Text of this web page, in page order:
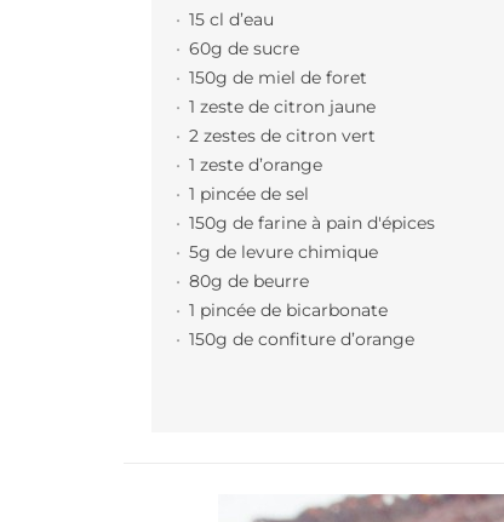
15 cl d’eau
60g de sucre
150g de miel de foret
1 zeste de citron jaune
2 zestes de citron vert
1 zeste d’orange
1 pincée de sel
150g de farine à pain d'épices
5g de levure chimique
80g de beurre
1 pincée de bicarbonate
150g de confiture d’orange